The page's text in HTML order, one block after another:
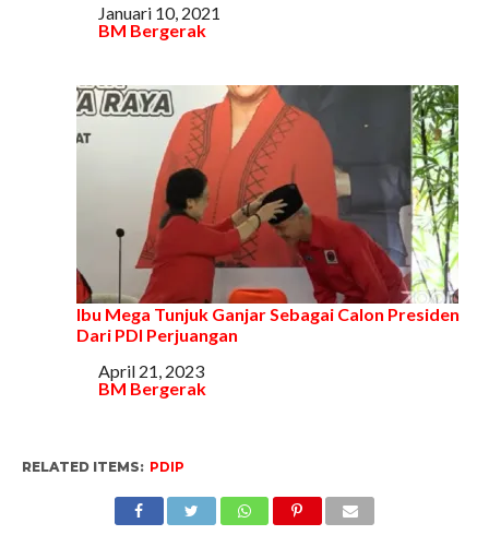
Tanggal
Januari 10, 2021
Sehubungan dengan
BM Bergerak
Ibu Mega Tunjuk Ganjar Sebagai Calon Presiden
Dari PDI Perjuangan
Tanggal
April 21, 2023
Sehubungan dengan
BM Bergerak
RELATED ITEMS: PDIP